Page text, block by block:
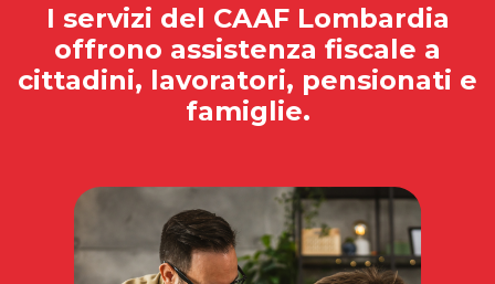
I servizi del CAAF Lombardia
offrono assistenza fiscale a
cittadini, lavoratori, pensionati e
famiglie.